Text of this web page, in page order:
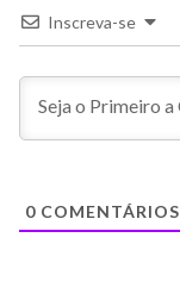
Inscreva-se
0 COMENTÁRIOS